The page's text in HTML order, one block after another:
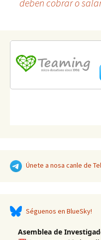
de
artigos
deben cobrar o
Únete a nosa canle de
Séguenos en BlueSky!